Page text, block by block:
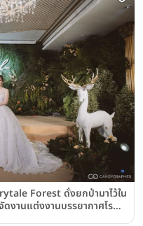
Forest ดั่งยกป่ามาไว้ใน
งานแต่งงานบรรยากาศโร